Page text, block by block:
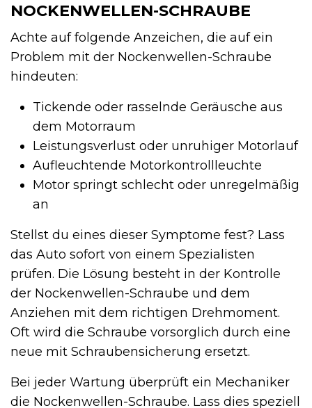
NOCKENWELLEN-SCHRAUBE
Achte auf folgende Anzeichen, die auf ein
Problem mit der Nockenwellen-Schraube
hindeuten:
Tickende oder rasselnde Geräusche aus
dem Motorraum
Leistungsverlust oder unruhiger Motorlauf
Aufleuchtende Motorkontrollleuchte
Motor springt schlecht oder unregelmäßig
an
Stellst du eines dieser Symptome fest? Lass
das Auto sofort von einem Spezialisten
prüfen. Die Lösung besteht in der Kontrolle
der Nockenwellen-Schraube und dem
Anziehen mit dem richtigen Drehmoment.
Oft wird die Schraube vorsorglich durch eine
neue mit Schraubensicherung ersetzt.
Bei jeder Wartung überprüft ein Mechaniker
die Nockenwellen-Schraube. Lass dies speziell